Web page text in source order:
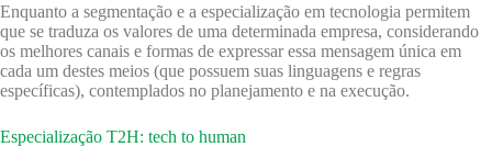
Enquanto a segmentação e a especialização em tecnologia permitem
que se traduza os valores de uma determinada empresa, considerando
os melhores canais e formas de expressar essa mensagem única em
cada um destes meios (que possuem suas linguagens e regras
específicas), contemplados no planejamento e na execução.
Especialização T2H: tech to human